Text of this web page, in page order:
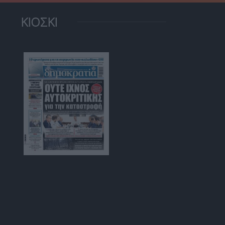
ΚΙΟΣΚΙ